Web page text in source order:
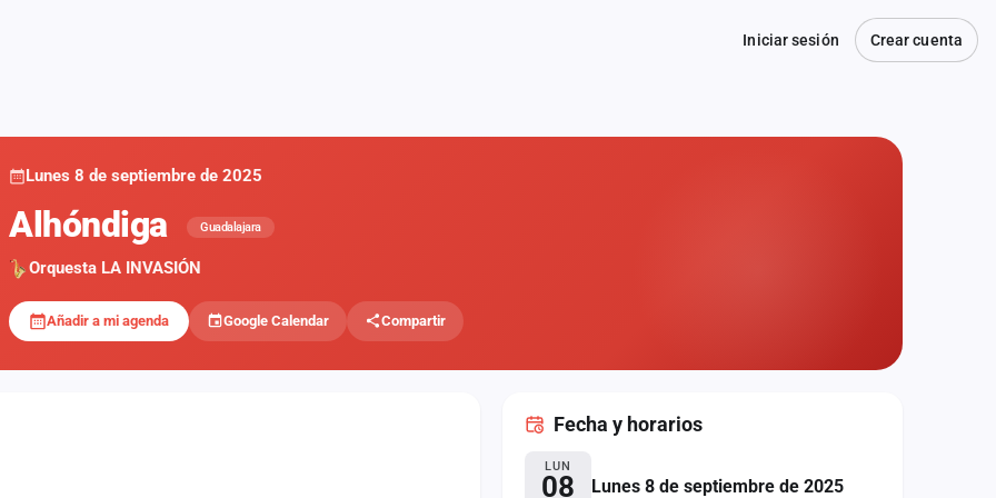
Iniciar sesión Crear cuenta
Lunes 8 de septiembre de 2025
Alhóndiga Guadalajara
Orquesta LA INVASIÓN
Añadir a mi agenda Google Calendar Compartir
Fecha y horarios
LUN
08 Lunes 8 de septiembre de 2025